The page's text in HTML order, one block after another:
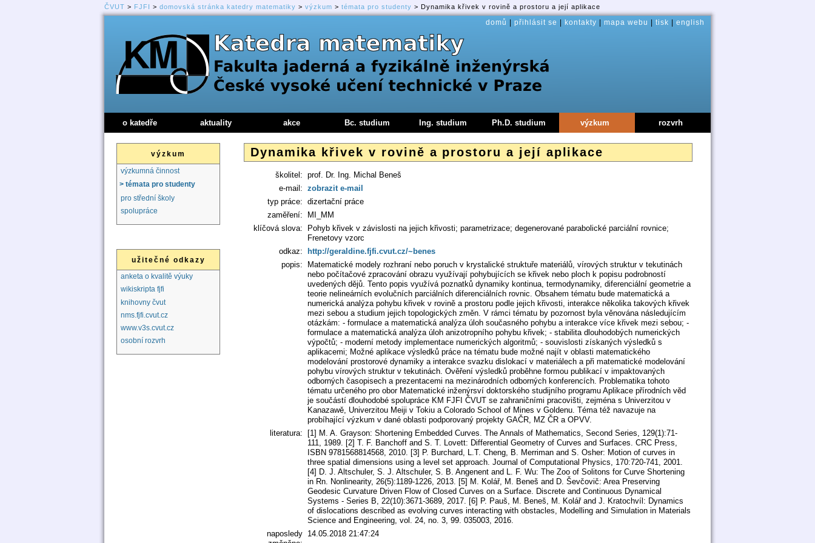
ČVUT > FJFI > domovská stránka katedry matematiky > výzkum > témata pro studenty > Dynamika křivek v rovině a prostoru a její aplikace
Dynamika křivek v rovině a prostoru a její aplikace
školitel: prof. Dr. Ing. Michal Beneš
e-mail: zobrazit e-mail
typ práce: dizertační práce
zaměření:
MI_MM
klíčová slova:
Pohyb křivek v závislosti na jejich křivosti; parametrizace; degenerované parabolické parciální rovnice;
Frenetovy vzorc
odkaz:
http://geraldine.fjfi.cvut.cz/~benes
popis:
Matematické modely rozhraní nebo poruch v krystalické struktuře materiálů, vírových struktur v tekutinách
nebo počítačové zpracování obrazu využívají pohybujících se křivek nebo ploch k popisu podrobností
uvedených dějů. Tento popis využívá poznatků dynamiky kontinua, termodynamiky, diferenciální geometrie a
teorie nelineárních evolučních parciálních diferenciálních rovnic. Obsahem tématu bude matematická a
numerická analýza pohybu křivek v rovině a prostoru podle jejich křivosti, interakce několika takových křivek
mezi sebou a studium jejich topologických změn. V rámci tématu by pozornost byla věnována následujícím
otázkám: - formulace a matematická analýza úloh současného pohybu a interakce více křivek mezi sebou; -
formulace a matematická analýza úloh anizotropního pohybu křivek; - stabilita dlouhodobých numerických
výpočtů; - moderní metody implementace numerických algoritmů; - souvislosti získaných výsledků s
aplikacemi; Možné aplikace výsledků práce na tématu bude možné najít v oblasti matematického
modelování prostorové dynamiky a interakce svazku dislokací v materiálech a při matematické modelování
pohybu vírových struktur v tekutinách. Ověření výsledků proběhne formou publikací v impaktovaných
odborných časopisech a prezentacemi na mezinárodních odborných konferencích. Problematika tohoto
tématu určeného pro obor Matematické inženýrsví doktorského studijního programu Aplikace přírodních věd
je součástí dlouhodobé spolupráce KM FJFI ČVUT se zahraničními pracovišti, zejména s Univerzitou v
Kanazawě, Univerzitou Meiji v Tokiu a Colorado School of Mines v Goldenu. Téma též navazuje na
probíhající výzkum v dané oblasti podporovaný projekty GAČR, MZ ČR a OPVV.
literatura:
[1] M. A. Grayson: Shortening Embedded Curves. The Annals of Mathematics, Second Series, 129(1):71-
111, 1989. [2] T. F. Banchoff and S. T. Lovett: Differential Geometry of Curves and Surfaces. CRC Press,
ISBN 9781568814568, 2010. [3] P. Burchard, L.T. Cheng, B. Merriman and S. Osher: Motion of curves in
three spatial dimensions using a level set approach. Journal of Computational Physics, 170:720-741, 2001.
[4] D. J. Altschuler, S. J. Altschuler, S. B. Angenent and L. F. Wu: The Zoo of Solitons for Curve Shortening
in Rn. Nonlinearity, 26(5):1189-1226, 2013. [5] M. Kolář, M. Beneš and D. Ševčovič: Area Preserving
Geodesic Curvature Driven Flow of Closed Curves on a Surface. Discrete and Continuous Dynamical
Systems - Series B, 22(10):3671-3689, 2017. [6] P. Pauš, M. Beneš, M. Kolář and J. Kratochvíl: Dynamics
of dislocations described as evolving curves interacting with obstacles, Modelling and Simulation in Materials
Science and Engineering, vol. 24, no. 3, 99. 035003, 2016.
naposledy
14.05.2018 21:47:24
domů přihlásit se kontakty mapa webu tisk english
o katedře aktuality akce Bc. studium Ing. studium Ph.D. studium výzkum rozvrh
výzkum
výzkumná činnost
> témata pro studenty
pro střední školy
spolupráce
užitečné odkazy
anketa o kvalitě výuky
wikiskripta fjfi
knihovny čvut
nms.fjfi.cvut.cz
www.v3s.cvut.cz
osobní rozvrh